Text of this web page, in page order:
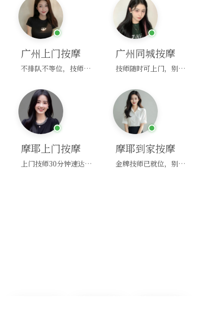
广州上门按摩
不排队不等位，技师直奔你家！
广州同城按摩
技师随时可上门，别啰嗦，赶紧约！
摩耶上门按摩
上门技师30分钟速达，别问，快约！
摩耶到家按摩
金牌技师已就位，别纠结，马上预约！